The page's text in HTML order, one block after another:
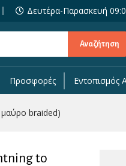
Δευτέρα-Παρασκευή
Αναζήτηση
Προσφορές Εντοπισμός
braided)
to
19,90€
€